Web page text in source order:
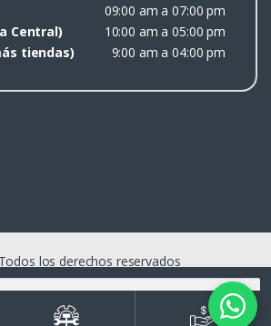
09:00 am a 07:00 pm
Central)
10:00 am a 05:00 pm
tiendas)
9:00 am a 04:00 pm
los derechos reservados